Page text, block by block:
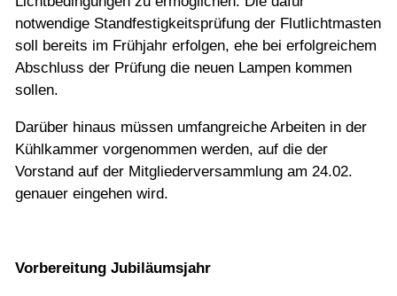
notwendige Standfestigkeitsprüfung der Flutlichtmasten
soll bereits im Frühjahr erfolgen, ehe bei erfolgreichem
Abschluss der Prüfung die neuen Lampen kommen
sollen.
Darüber hinaus müssen umfangreiche Arbeiten in der
Kühlkammer vorgenommen werden, auf die der
Vorstand auf der Mitgliederversammlung am 24.02.
genauer eingehen wird.
Vorbereitung Jubiläumsjahr